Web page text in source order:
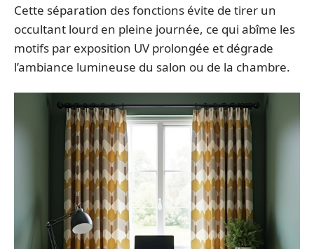
Cette séparation des fonctions évite de tirer un
occultant lourd en pleine journée, ce qui abîme les
motifs par exposition UV prolongée et dégrade
l’ambiance lumineuse du salon ou de la chambre.